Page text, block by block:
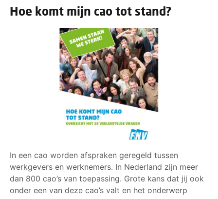
Hoe komt mijn cao tot stand?
In een cao worden afspraken geregeld tussen
werkgevers en werknemers. In Nederland zijn meer
dan 800 cao’s van toepassing. Grote kans dat jij ook
onder een van deze cao’s valt en het onderwerp